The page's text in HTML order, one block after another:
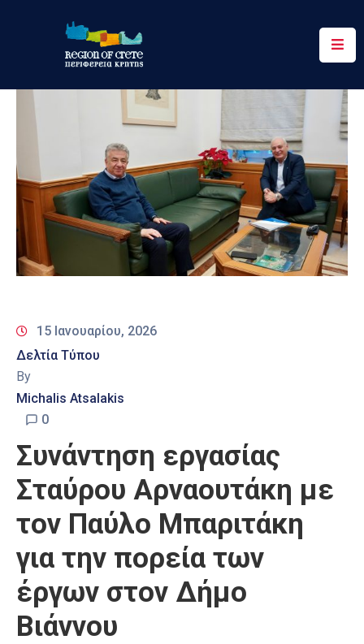
Περιφέρεια
&
Δράσεις
Ψηφιακές
Υπηρεσίες
Επικοινωνία
15 Ιανουαρίου, 2026
Δελτία Τύπου
By
Michalis Atsalakis
0
Συνάντηση εργασίας
Σταύρου Αρναουτάκη με
τον Παύλο Μπαριτάκη
για την πορεία των
έργων στον Δήμο
Βιάννου